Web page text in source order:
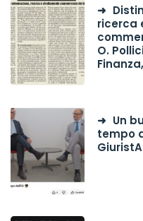
ricerca
O.
Un
tempo